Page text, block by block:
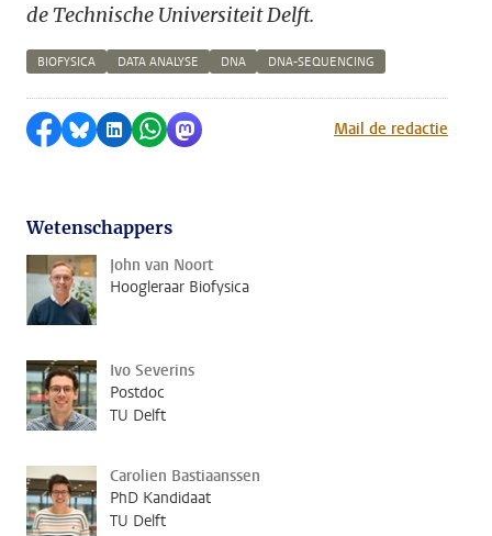
de Technische Universiteit Delft.
BIOFYSICA DATA ANALYSE DNA DNA-SEQUENCING
Delen op Facebook
Delen via Bluesky
Delen op LinkedIn
Delen via WhatsApp
Delen via MastodonMail de redactie
Wetenschappers
John van Noort
Hoogleraar Biofysica
Ivo Severins
Postdoc
TU Delft
Carolien Bastiaanssen
PhD Kandidaat
TU Delft